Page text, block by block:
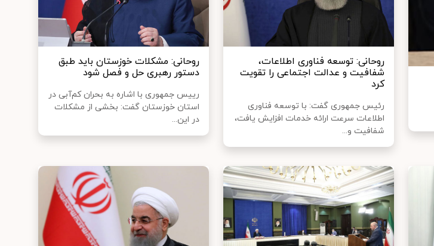
روحانی: توسعه فناوری اطلاعات،
شفافیت و عدالت اجتماعی را تقویت
کرد
رئیس جمهوری گفت: با توسعه فناوری
اطلاعات سرعت ارائه خدمات افزایش یافت،
شفافیت و...
روحانی: مشکلات خوزستان باید طبق
دستور رهبری حل و فصل شود
رییس جمهوری با اشاره به بحران کم‌آبی در
استان خوزستان گفت: بخشی از مشکلات
در این...